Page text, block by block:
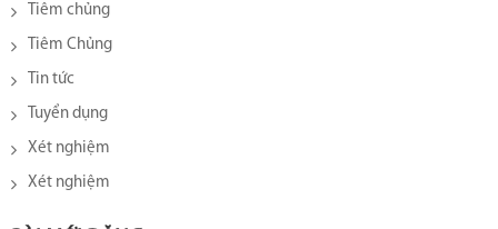
Tiêm chủng
Tiêm Chủng
Tin tức
Tuyển dụng
Xét nghiệm
Xét nghiệm